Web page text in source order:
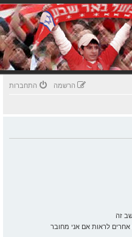
התחברות הרשמה
זה
לראות אם אני מחובר